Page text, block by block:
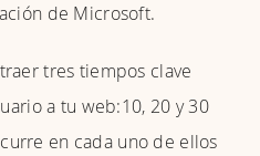
de Microsoft.
tres tiempos clave
a tu web:10, 20 y 30
en cada uno de ellos